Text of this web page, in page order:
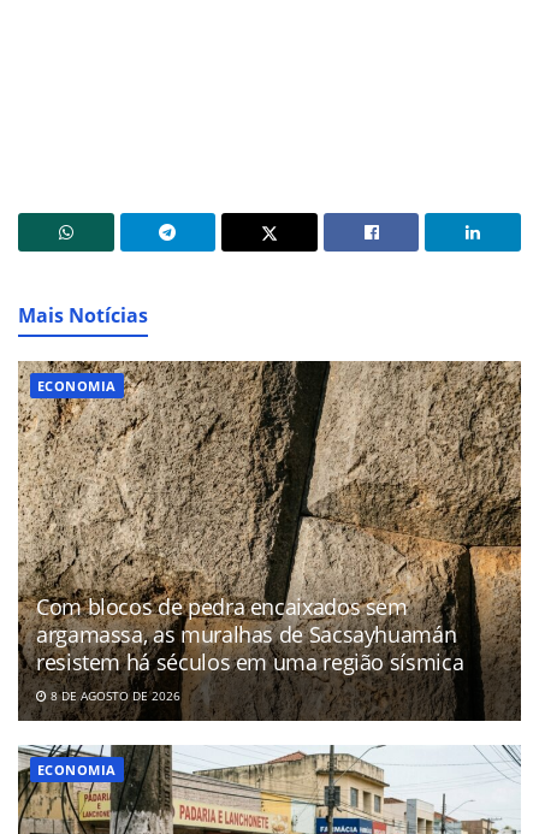
Mais Notícias
ECONOMIA
Com blocos de pedra encaixados sem
argamassa, as muralhas de Sacsayhuamán
resistem há séculos em uma região sísmica
8 DE AGOSTO DE 2026
ECONOMIA